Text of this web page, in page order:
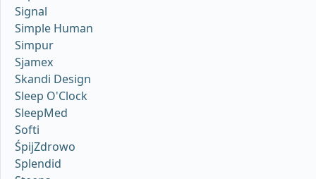
Signal
Simple Human
Simpur
Sjamex
Skandi Design
Sleep O'Clock
SleepMed
Softi
ŚpijZdrowo
Splendid